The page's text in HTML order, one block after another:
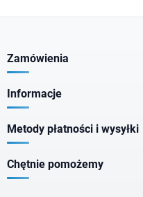
Zamówienia
Informacje
Metody płatności i wysyłki
Chętnie pomożemy